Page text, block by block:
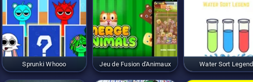
Sprunki Whooo Jeu de Fusion d'Animaux Water Sort Legend